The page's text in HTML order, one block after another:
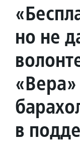
но не
в